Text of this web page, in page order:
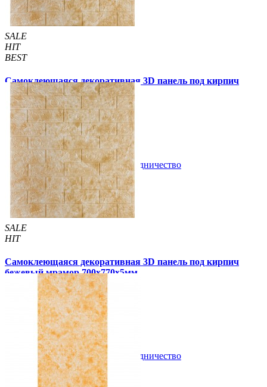
SALE
HIT
BEST
Самоклеющаяся декоративная 3D панель под кирпич
бежевый мрамор 700x770x3мм
69 грн /шт 140 грн/шт
Купить В закладки Сотрудничество
SALE
HIT
Самоклеющаяся декоративная 3D панель под кирпич
бежевый мрамор 700x770x5мм
/шт 180 грн/шт
2 отзывов
Купить В закладки Сотрудничество